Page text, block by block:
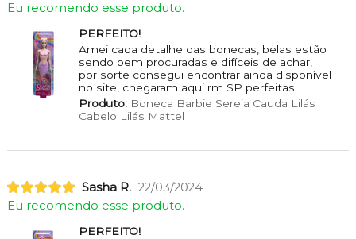
Eu recomendo esse produto.
PERFEITO!
Amei cada detalhe das bonecas, belas estão
sendo bem procuradas e difíceis de achar,
por sorte consegui encontrar ainda disponível
no site, chegaram aqui rm SP perfeitas!
Produto:Boneca Barbie Sereia Cauda Lilás
Cabelo Lilás Mattel
Sasha R. 22/03/2024
Eu recomendo esse produto.
PERFEITO!